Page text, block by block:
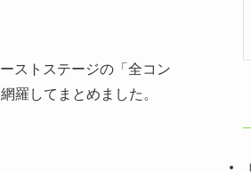
ストステージの「全コン
羅してまとめました。